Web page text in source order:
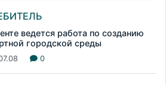
ведется работа по созданию
городской среды
0